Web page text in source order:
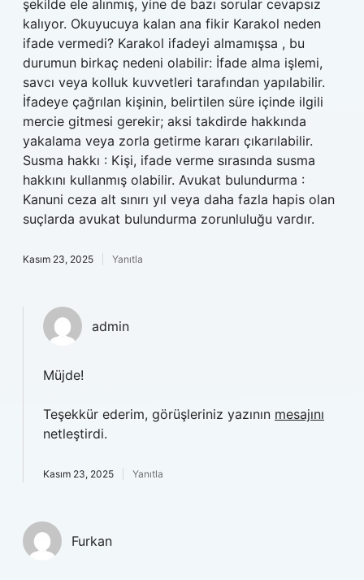
şekilde ele alınmış, yine de bazı sorular cevapsız
kalıyor. Okuyucuya kalan ana fikir Karakol neden
ifade vermedi? Karakol ifadeyi almamışsa , bu
durumun birkaç nedeni olabilir: İfade alma işlemi,
savcı veya kolluk kuvvetleri tarafından yapılabilir.
İfadeye çağrılan kişinin, belirtilen süre içinde ilgili
mercie gitmesi gerekir; aksi takdirde hakkında
yakalama veya zorla getirme kararı çıkarılabilir.
Susma hakkı : Kişi, ifade verme sırasında susma
hakkını kullanmış olabilir. Avukat bulundurma :
Kanuni ceza alt sınırı yıl veya daha fazla hapis olan
suçlarda avukat bulundurma zorunluluğu vardır.
Kasım 23, 2025 Yanıtla
admin
Müjde!
Teşekkür ederim, görüşleriniz yazının mesajını
netleştirdi.
Kasım 23, 2025 Yanıtla
Furkan